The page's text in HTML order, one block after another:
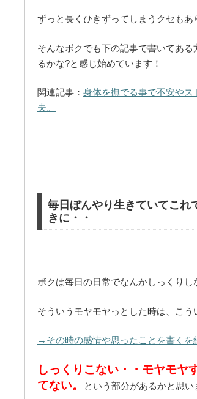
ずっと長くひきずってしまうクセもあ
そんなボクでも下の記事で書いてあ
るかな?と感じ始めています！
関連記事： 身体を撫でる事で不安や
夫。
毎日ぼんやり生きていてこれ
きに・・
ボクは毎日の日常でなんかしっくりし
そういうモヤモヤっとした時は、こう
→その時の感情や思ったことを書くを
しっくりこない・・モヤモヤ
てない。
という部分があるかと思い